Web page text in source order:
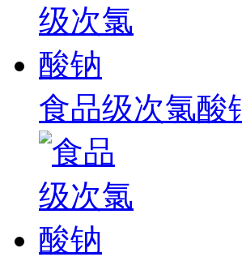
食品级次氯酸